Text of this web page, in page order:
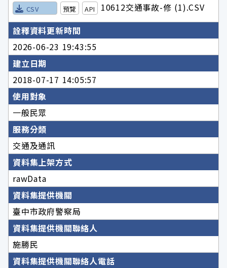
CSV 預覽 API
10612交通事故-修 (1).CSV
詮釋資料更新時間
2026-06-23 19:43:55
建立日期
2018-07-17 14:05:57
使用對象
一般民眾
服務分類
交通及通訊
資料集上架方式
rawData
資料集提供機關
臺中市政府警察局
資料集提供機關聯絡人
施勝民
資料集提供機關聯絡人電話